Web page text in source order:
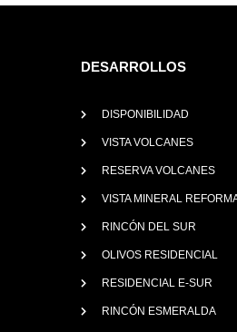
DESARROLLOS
DISPONIBILIDAD
VISTA VOLCANES
RESERVA VOLCANES
VISTA MINERAL
RINCÓN DEL SUR
OLIVOS RESIDENCIAL
RESIDENCIAL E-SUR
RINCÓN ESMERALDA